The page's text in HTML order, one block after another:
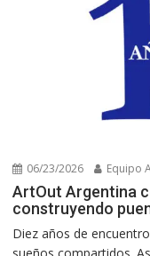
06/23/2026 Equipo
ArtOut Argentina
construyendo
Diez años de